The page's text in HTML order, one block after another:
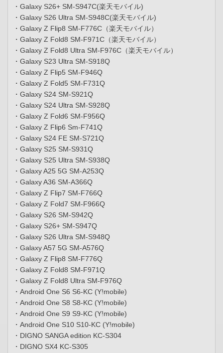
・Galaxy S26+ SM-S947C(楽天モバイル)
・Galaxy S26 Ultra SM-S948C(楽天モバイル)
・Galaxy Z Flip8 SM-F776C（楽天モバイル）
・Galaxy Z Fold8 SM-F971C（楽天モバイル）
・Galaxy Z Fold8 Ultra SM-F976C（楽天モバイル）
・Galaxy S23 Ultra SM-S918Q
・Galaxy Z Flip5 SM-F946Q
・Galaxy Z Fold5 SM-F731Q
・Galaxy S24 SM-S921Q
・Galaxy S24 Ultra SM-S928Q
・Galaxy Z Fold6 SM-F956Q
・Galaxy Z Flip6 Sm-F741Q
・Galaxy S24 FE SM-S721Q
・Galaxy S25 SM-S931Q
・Galaxy S25 Ultra SM-S938Q
・Galaxy A25 5G SM-A253Q
・Galaxy A36 SM-A366Q
・Galaxy Z Flip7 SM-F766Q
・Galaxy Z Fold7 SM-F966Q
・Galaxy S26 SM-S942Q
・Galaxy S26+ SM-S947Q
・Galaxy S26 Ultra SM-S948Q
・Galaxy A57 5G SM-A576Q
・Galaxy Z Flip8 SM-F776Q
・Galaxy Z Fold8 SM-F971Q
・Galaxy Z Fold8 Ultra SM-F976Q
・Android One S6 S6-KC (Y!mobile)
・Android One S8 S8-KC (Y!mobile)
・Android One S9 S9-KC (Y!mobile)
・Android One S10 S10-KC (Y!mobile)
・DIGNO SANGA edition KC-S304
・DIGNO SX4 KC-S305